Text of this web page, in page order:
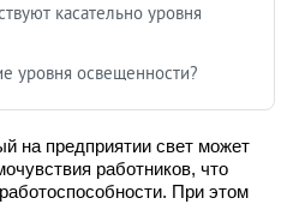
касательно уровня
уровня освещенности?
на предприятии свет может
работников, что
При этом